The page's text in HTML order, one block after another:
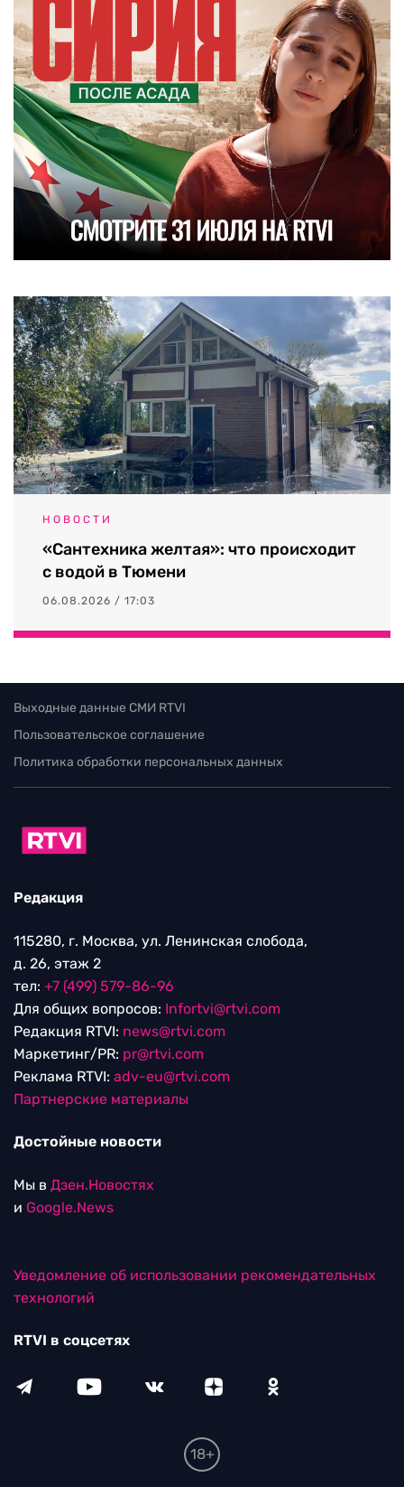
НОВОСТИ
«Сантехника желтая»: что происходит
с водой в Тюмени
06.08.2026 / 17:03
Выходные данные СМИ RTVI
Пользовательское соглашение
Политика обработки персональных данных
Редакция
115280, г. Москва, ул. Ленинская слобода,
д. 26, этаж 2
тел: +7 (499) 579-86-96
Для общих вопросов: Infortvi@rtvi.com
Редакция RTVI: news@rtvi.com
Маркетинг/PR: pr@rtvi.com
Реклама RTVI: adv-eu@rtvi.com
Партнерские материалы
Достойные новости
Мы в Дзен.Новостях
и Google.News
Уведомление об использовании рекомендательных
технологий
RTVI в соцсетях
18+